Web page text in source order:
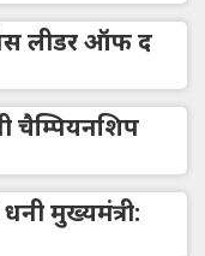
लीडर ऑफ द
चैम्पियनशिप
मुख्यमंत्री: